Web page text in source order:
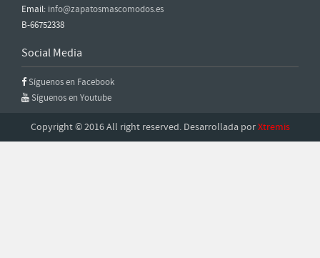
Email: info@zapatosmascomodos.es
B-66752338
Social Media
Síguenos en Facebook
Síguenos en Youtube
Copyright © 2016 All right reserved. Desarrollada porXtremis